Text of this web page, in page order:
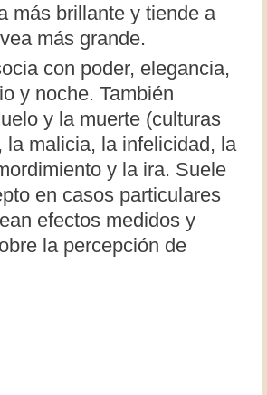
más brillante y tiende a
más grande.
con poder, elegancia,
y noche. También
y la muerte (culturas
la malicia, la infelicidad, la
y la ira. Suele
en casos particulares
efectos medidos y
la percepción de